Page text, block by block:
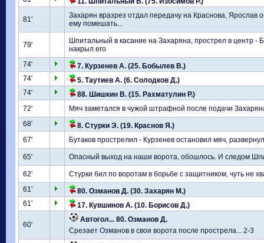
81'
Захарян вразрез отдал передачу на Краснова, Ярослав
ему помешать...
79'
Шпитальный в касание на Захаряна, прострел в центр -
накрыл его
74'
7. Курзенев А. (25. Бобылев В.)
74'
5. Таутиев А. (6. Солодков Д.)
74'
88. Шишкин В. (15. Рахматулин Р.)
72'
Мяч заметался в чужой штрафной после подачи
68'
8. Стурки Э. (19. Краснов Я.)
67'
Бутаков прострелил - Курзенев остановил мяч,
65' Опасный выход на наши ворота, обошлось. И следом
62'
Стурки бил по воротам в борьбе с защитником, чуть не
61'
80. Озманов Д. (30. Захарян М.)
61'
17. Кувшинов А. (10. Борисов Д.)
60'
Автогол... 80. Озманов Д.
Срезает Озманов в свои ворота после прострела... 2-3